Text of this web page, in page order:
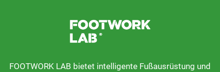
FOOTWORK LAB bietet intelligente Fußausrüstung und